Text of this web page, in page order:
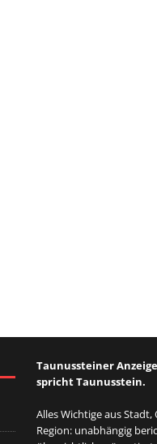
Taunussteiner
spricht Taunusstein.
Alles Wichtige aus
Region: unabhängig